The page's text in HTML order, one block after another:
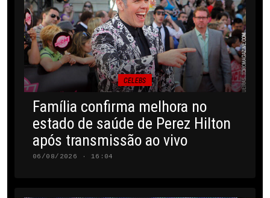
CELEBS
Família confirma melhora no
estado de saúde de Perez Hilton
após transmissão ao vivo
06/08/2026 · 16:04